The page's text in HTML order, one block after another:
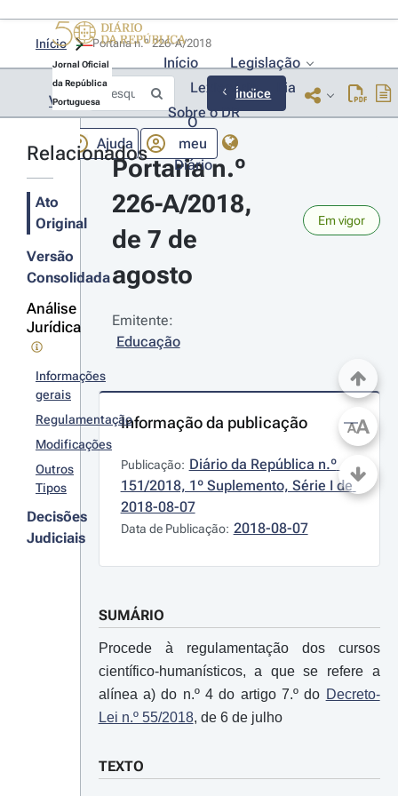
Jornal Oficial
da República
Portuguesa
Início
Legislação
Lexionário
Lia
Sobre o DR
Ajuda
O
meu
Diário
Início
Voltar Índice
Relacionados
Ato
Original
Versão
Consolidada
Análise
Jurídica
Informações
gerais
Regulamentação
Modificações
Outros
Tipos
Decisões
Judiciais
Portaria n.º
226-A/2018,
de 7 de
agosto
Em vigor
Emitente:
Educação
Informação da publicação
Publicação: Diário da República n.º
151/2018, 1º Suplemento, Série I de
2018-08-07
Data de Publicação: 2018-08-07
SUMÁRIO
Procede à regulamentação dos cursos
científico-humanísticos, a que se refere a
alínea a) do n.º 4 do artigo 7.º do Decreto-
Lei n.º 55/2018, de 6 de julho
TEXTO
AA